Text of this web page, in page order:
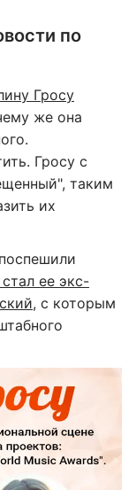
по
Гросу
же она
Гросу с
таким
их
ее экс-
, с которым